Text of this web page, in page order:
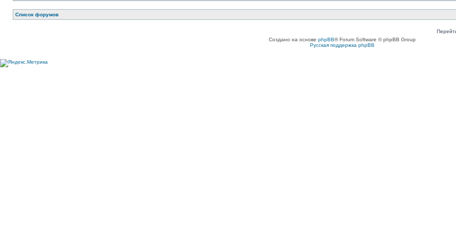
Список форумов
Создано на основе phpBB® Forum Software © phpBB Group
Русская поддержка phpBB